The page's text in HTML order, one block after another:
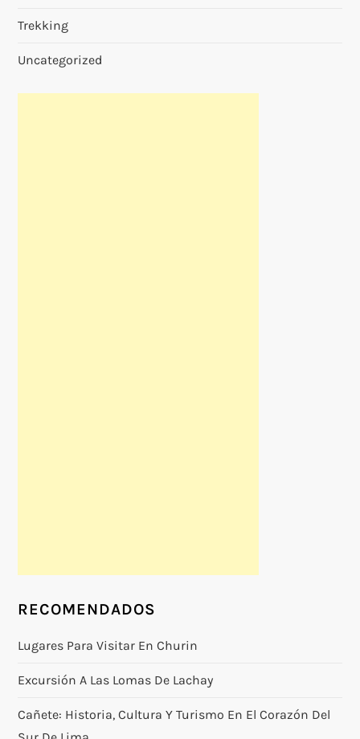
Trekking
Uncategorized
RECOMENDADOS
Lugares Para Visitar En Churin
Excursión A Las Lomas De Lachay
Cañete: Historia, Cultura Y Turismo En El Corazón Del